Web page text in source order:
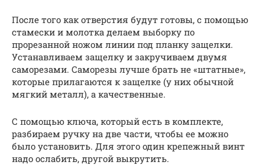
После того как отверстия будут готовы, с помощью
стамески и молотка делаем выборку по
прорезанной ножом линии под планку защелки.
Устанавливаем защелку и закручиваем двумя
саморезами. Саморезы лучше брать не «штатные»,
которые прилагаются к защелке (у них обычной
мягкий металл), а качественные.
С помощью ключа, который есть в комплекте,
разбираем ручку на две части, чтобы ее можно
было установить. Для этого один крепежный винт
надо ослабить, другой выкрутить.